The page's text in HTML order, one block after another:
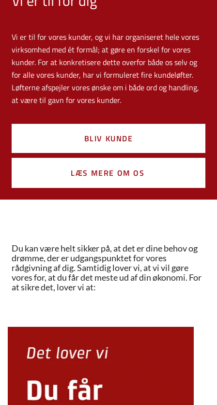
Vi er til for vores kunder, og vi har organiseret hele vores
virksomhed med ét formål; at gøre en forskel for vores
kunder. For at konkretisere dette overfor både os selv og
for alle vores kunder, har vi formuleret fire kundeløfter.
Løfterne afspejler vores ønske om i både ord og handling,
at være til gavn for vores kunder.
BLIV KUNDE
LÆS MERE OM OS
Du kan være helt sikker på, at det er dine behov og
drømme, der er udgangspunktet for vores
rådgivning af dig. Samtidig lover vi, at vi vil gøre
vores for, at du får det meste ud af din økonomi. For
at sikre det, lover vi at: